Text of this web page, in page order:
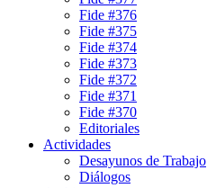
Fide #376
Fide #375
Fide #374
Fide #373
Fide #372
Fide #371
Fide #370
Editoriales
Actividades
Desayunos de Trabajo
Diálogos